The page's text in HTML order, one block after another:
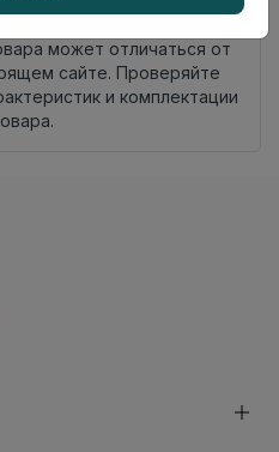
может отличаться от
сайте. Проверяйте
и комплектации